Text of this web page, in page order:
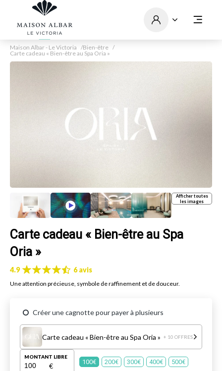
Maison Albar - Le Victoria
Bien-être
Carte cadeau « Bien-être au Spa Oria »
Afficher toutes
les images
Carte cadeau « Bien-être au Spa
Oria »
4.9 6 avis
Une attention précieuse, symbole de raffinement et de douceur.
Créer une cagnotte pour payer à plusieurs
Carte cadeau « Bien-être au Spa Oria » + 10 OFFRES
MONTANT LIBRE
€ 100€ 200€ 300€ 400€ 500€